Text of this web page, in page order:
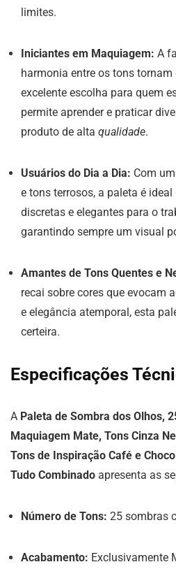
limites.
Iniciantes em Maquiagem: A
harmonia entre os tons
excelente escolha para quem
permite aprender e praticar
produto de alta qualidade.
Usuários do Dia a Dia: Com
e tons terrosos, a paleta é
discretas e elegantes para o
garantindo sempre um visual
Amantes de Tons Quentes e
recai sobre cores que evocam
e elegância atemporal, esta
certeira.
Especificações
A Paleta de Sombra dos Olhos,
Maquiagem Mate, Tons Cinza
Tons de Inspiração Café e
Tudo Combinado apresenta as
Número de Tons: 25 sombras
Acabamento: Exclusivamente